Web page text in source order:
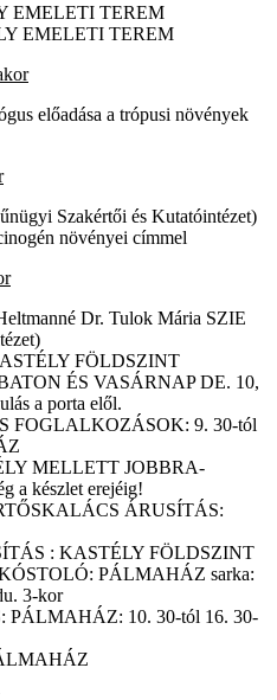
EMELETI TEREM
EMELETI TEREM
előadása a trópusi növények
Szakértői és Kutatóintézet)
növényei címmel
Dr. Tulok Mária SZIE
FÖLDSZINT
ÉS VASÁRNAP DE. 10,
a porta elől.
FOGLALKOZÁSOK: 9. 30-tól
MELLETT JOBBRA-
a készlet erejéig!
ÁRUSÍTÁS:
: KASTÉLY FÖLDSZINT
PÁLMAHÁZ sarka:
3-kor
PÁLMAHÁZ: 10. 30-tól 16. 30-